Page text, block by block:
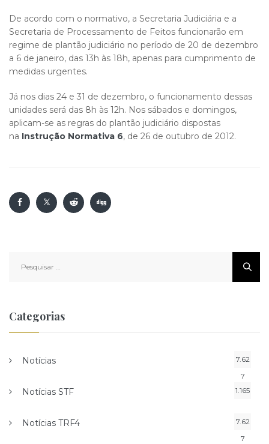
De acordo com o normativo, a Secretaria Judiciária e a
Secretaria de Processamento de Feitos funcionarão em
regime de plantão judiciário no período de 20 de dezembro
a 6 de janeiro, das 13h às 18h, apenas para cumprimento de
medidas urgentes.
Já nos dias 24 e 31 de dezembro, o funcionamento dessas
unidades será das 8h às 12h. Nos sábados e domingos,
aplicam-se as regras do plantão judiciário dispostas
na Instrução Normativa 6, de 26 de outubro de 2012.
por:
Categorias
Notícias
7.62
7
Notícias STF 1.165
Notícias TRF4
7.62
7